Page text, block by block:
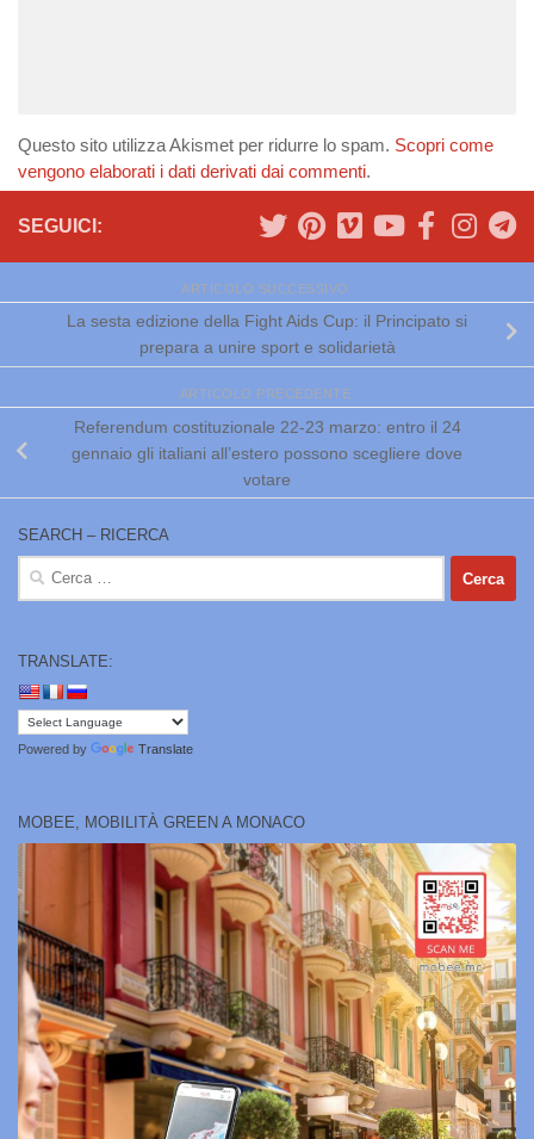
Questo sito utilizza Akismet per ridurre lo spam. Scopri come
vengono elaborati i dati derivati dai commenti.
SEGUICI:
ARTICOLO SUCCESSIVO
La sesta edizione della Fight Aids Cup: il Principato si
prepara a unire sport e solidarietà
ARTICOLO PRECEDENTE
Referendum costituzionale 22-23 marzo: entro il 24
gennaio gli italiani all’estero possono scegliere dove
votare
SEARCH – RICERCA
Ricerca
TRANSLATE:
Powered by Translate
MOBEE, MOBILITÀ GREEN A MONACO